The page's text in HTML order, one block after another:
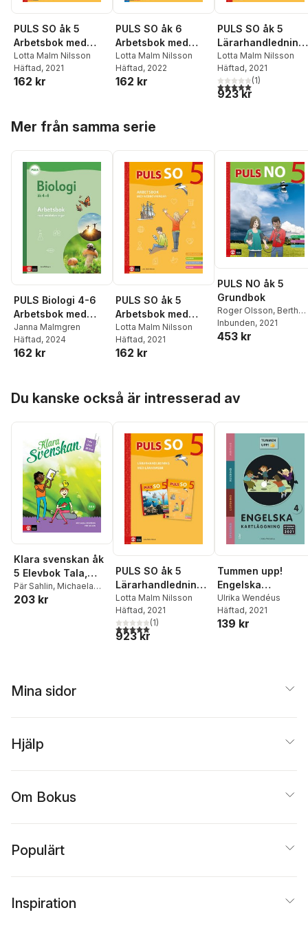
PULS SO åk 5
Arbetsbok med
elevwebb
Lotta Malm Nilsson
Häftad, 2021
162 kr
PULS SO åk 6
Arbetsbok med
elevwebb
Lotta Malm Nilsson
Häftad, 2022
162 kr
PULS SO åk 5
Lärarhandledning
med lärarwebb
Lotta Malm Nilsson
Häftad, 2021
5,0utav 5 stjärnor.
(1)
923 kr
Mer från samma serie
PULS Biologi 4-6
Arbetsbok med
elevwebb, fjärde
upplagan
Janna Malmgren
Häftad, 2024
162 kr
PULS SO åk 5
Arbetsbok med
elevwebb
Lotta Malm Nilsson
Häftad, 2021
162 kr
PULS NO åk 5
Grundbok
Roger Olsson, Berth
Belfrage,Staffan
Sjöberg,
Inbunden, 2021
453 kr
Du kanske också är intresserad av
Klara svenskan åk
5 Elevbok Tala,
läsa, skriva
Pär Sahlin, Michaela
Eriksson
203 kr
PULS SO åk 5
Lärarhandledning
med lärarwebb
Lotta Malm Nilsson
Häftad, 2021
5,0utav 5 stjärnor. Totalt antal röster:
(1)
923 kr
Tummen upp!
Engelska
kartläggning åk 4
Ulrika Wendéus
Häftad, 2021
139 kr
Mina sidor
Hjälp
Om Bokus
Populärt
Inspiration